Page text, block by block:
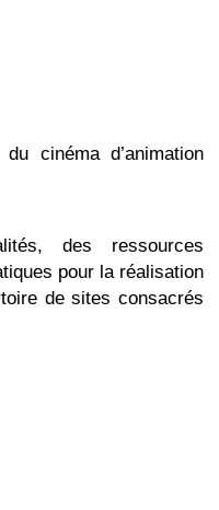
cinéma d’animation
des ressources
pour la réalisation
de sites consacrés